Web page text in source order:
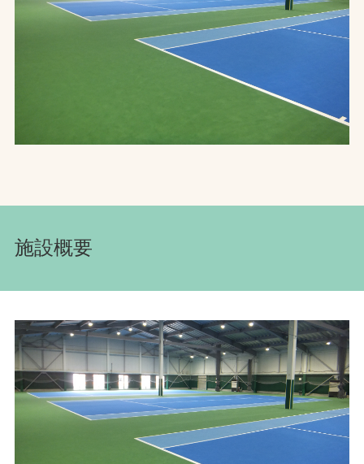
プライバシーポリシー
ソーシャルメディアポリシー
施設概要